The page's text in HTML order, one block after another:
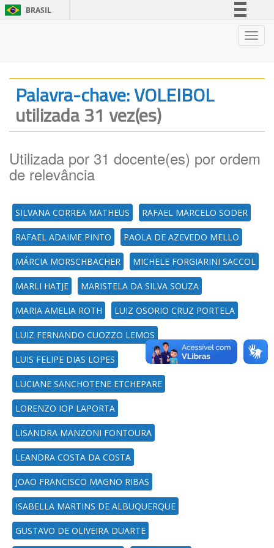
BRASIL
Legislação
Palavra-chave: VOLEIBOL
utilizada 31 vez(es)
Utilizada por 31 docente(es) por ordem
de relevância
SILVANA CORREA MATHEUS RAFAEL MARCELO SODER
RAFAEL ADAIME PINTO PAOLA DE AZEVEDO MELLO
MÁRCIA MORSCHBACHER MICHELE FORGIARINI SACCOL
MARLI HATJE MARISTELA DA SILVA SOUZA
MARIA AMELIA ROTH LUIZ OSORIO CRUZ PORTELA
LUIZ FERNANDO CUOZZO LEMOS
LUIS FELIPE DIAS LOPES
LUCIANE SANCHOTENE ETCHEPARE
LORENZO IOP LAPORTA
LISANDRA MANZONI FONTOURA
LEANDRA COSTA DA COSTA
JOAO FRANCISCO MAGNO RIBAS
ISABELLA MARTINS DE ALBUQUERQUE
GUSTAVO DE OLIVEIRA DUARTE